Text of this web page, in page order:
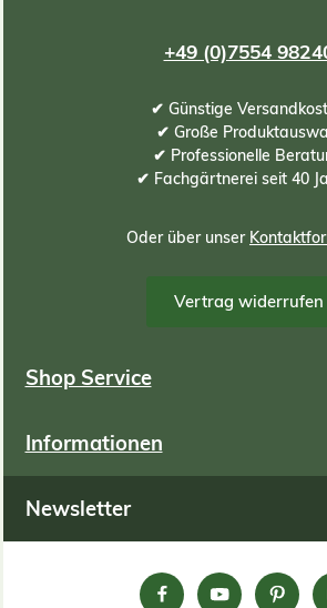
+49 (0)7554
✔ Günstige
✔ Große
✔ Professionelle
✔ Fachgärtnerei seit 40
Oder über unser
Vertrag widerrufen
Shop Service
Informationen
Newsletter